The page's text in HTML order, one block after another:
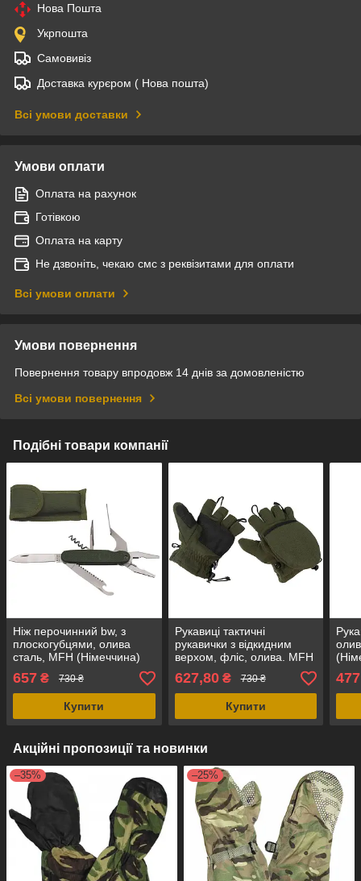
Нова Пошта
Укрпошта
Самовивіз
Доставка курєром ( Нова пошта)
Всі умови доставки
Умови оплати
Оплата на рахунок
Готівкою
Оплата на карту
Не дзвоніть, чекаю смс з реквізитами для оплати
Всі умови оплати
Умови повернення
Повернення товару впродовж 14 днів за домовленістю
Всі умови повернення
Подібні товари компанії
Ніж перочинний bw, з
плоскогубцями, олива
сталь, MFH (Німеччина)
657 ₴ 730 ₴
Купити
Рукавиці тактичні
рукавички з відкидним
верхом, фліс, олива. MFH
Німеччина.
627,80₴ 730 ₴
Купити
477
Акційні пропозиції та новинки
–35% –25%